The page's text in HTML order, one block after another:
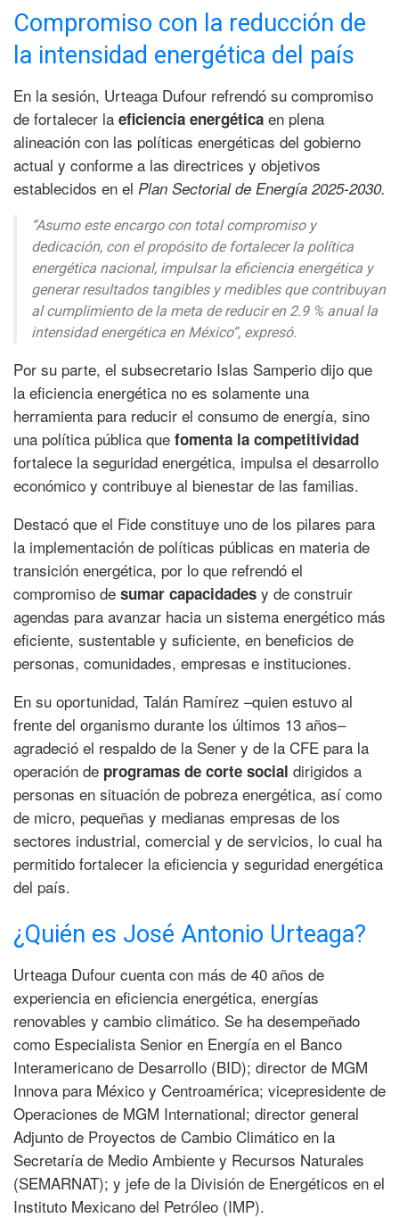
Compromiso con la reducción de
la intensidad energética del país
En la sesión, Urteaga Dufour refrendó su compromiso
de fortalecer la eficiencia energética en plena
alineación con las políticas energéticas del gobierno
actual y conforme a las directrices y objetivos
establecidos en el Plan Sectorial de Energía 2025-2030.
“Asumo este encargo con total compromiso y
dedicación, con el propósito de fortalecer la política
energética nacional, impulsar la eficiencia energética y
generar resultados tangibles y medibles que contribuyan
al cumplimiento de la meta de reducir en 2.9 % anual la
intensidad energética en México”, expresó.
Por su parte, el subsecretario Islas Samperio dijo que
la eficiencia energética no es solamente una
herramienta para reducir el consumo de energía, sino
una política pública que fomenta la competitividad
fortalece la seguridad energética, impulsa el desarrollo
económico y contribuye al bienestar de las familias.
Destacó que el Fide constituye uno de los pilares para
la implementación de políticas públicas en materia de
transición energética, por lo que refrendó el
compromiso de sumar capacidades y de construir
agendas para avanzar hacia un sistema energético más
eficiente, sustentable y suficiente, en beneficios de
personas, comunidades, empresas e instituciones.
En su oportunidad, Talán Ramírez –quien estuvo al
frente del organismo durante los últimos 13 años–
agradeció el respaldo de la Sener y de la CFE para la
operación de programas de corte social dirigidos a
personas en situación de pobreza energética, así como
de micro, pequeñas y medianas empresas de los
sectores industrial, comercial y de servicios, lo cual ha
permitido fortalecer la eficiencia y seguridad energética
del país.
¿Quién es José Antonio Urteaga?
Urteaga Dufour cuenta con más de 40 años de
experiencia en eficiencia energética, energías
renovables y cambio climático. Se ha desempeñado
como Especialista Senior en Energía en el Banco
Interamericano de Desarrollo (BID); director de MGM
Innova para México y Centroamérica; vicepresidente de
Operaciones de MGM International; director general
Adjunto de Proyectos de Cambio Climático en la
Secretaría de Medio Ambiente y Recursos Naturales
(SEMARNAT); y jefe de la División de Energéticos en el
Instituto Mexicano del Petróleo (IMP).